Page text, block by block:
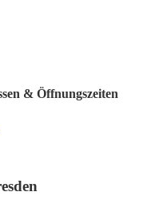
& Öffnungszeiten